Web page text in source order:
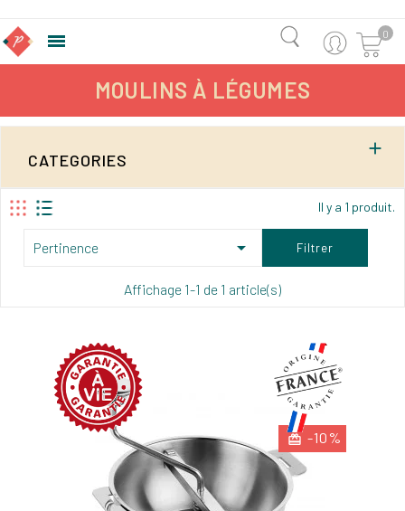
 0
MOULINS À LÉGUMES
CATEGORIES

Il y a 1 produit.
Pertinence  Filtrer
Affichage 1-1 de 1 article(s)
-10%